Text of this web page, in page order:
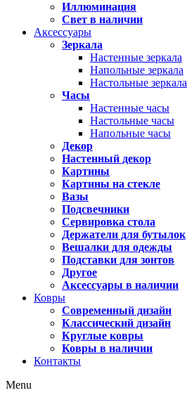
Иллюминация
Свет в наличии
Аксессуары
Зеркала
Настенные зеркала
Напольные зеркала
Настольные зеркала
Часы
Настенные часы
Настольные часы
Напольные часы
Декор
Настенный декор
Картины
Картины на стекле
Вазы
Подсвечники
Сервировка стола
Держатели для бутылок
Вешалки для одежды
Подставки для зонтов
Другое
Аксессуары в наличии
Ковры
Современный дизайн
Классический дизайн
Круглые ковры
Ковры в наличии
Контакты
Menu